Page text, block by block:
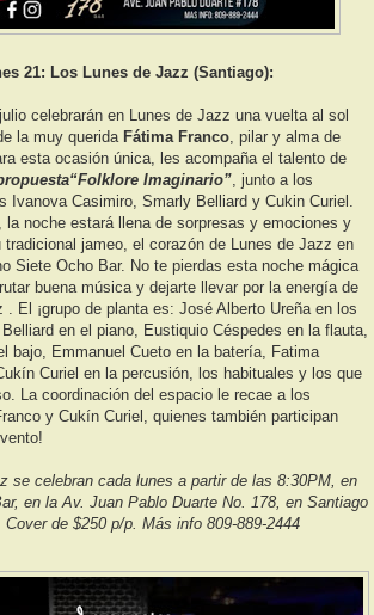
21: Los Lunes de Jazz (Santiago):
celebrarán en Lunes de Jazz una vuelta al sol
la muy querida Fátima Franco, pilar y alma de
esta ocasión única, les acompaña el talento de
Imaginario”, junto a los
Ivanova Casimiro, Smarly Belliard y Cukin Curiel.
la noche estará llena de sorpresas y emociones y
tradicional jameo, el corazón de Lunes de Jazz en
Siete Ocho Bar. No te pierdas esta noche mágica
buena música y dejarte llevar por la energía de
El ¡grupo de planta es: José Alberto Ureña en los
en el piano, Eustiquio Céspedes en la flauta,
bajo, Emmanuel Cueto en la batería, Fatima
Curiel en la percusión, los habituales y los que
La coordinación del espacio le recae a los
y Cukín Curiel, quienes también participan
se celebran cada lunes a partir de las 8:30PM, en
en la Av. Juan Pablo Duarte No. 178, en Santiago
de $250 p/p. Más info 809-889-2444